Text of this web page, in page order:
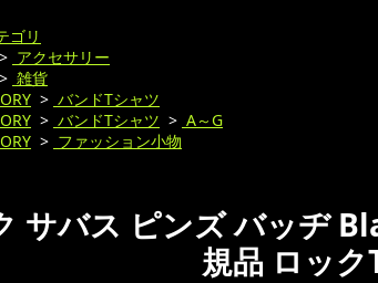
ゴリ
> アクセサリー
> 雑貨
> バンドTシャツ
> バンドTシャツ > A～G
> ファッション小物
サバス ピンズ バッヂ
規品 ロッ